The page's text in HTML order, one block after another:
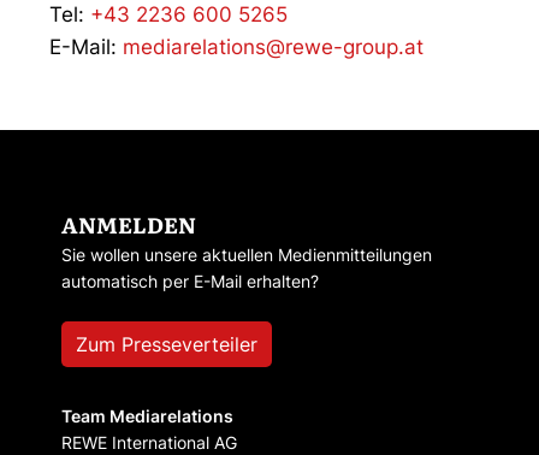
Tel: +43 2236 600 5265
E-Mail: mediarelations@rewe-group.at
ANMELDEN
Sie wollen unsere aktuellen Medienmitteilungen
automatisch per E-Mail erhalten?
Zum Presseverteiler
Team Mediarelations
REWE International AG